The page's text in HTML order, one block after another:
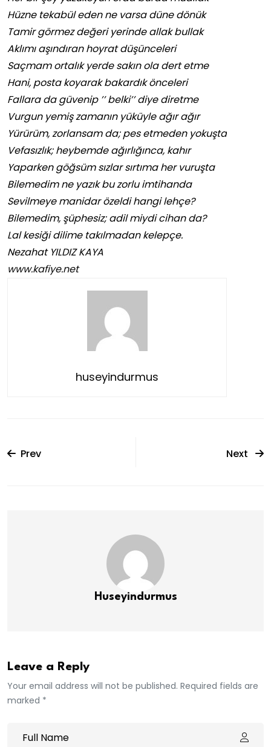
Hüzne tekabül eden ne varsa düne dönük
Tamir görmez değeri yerinde allak bullak
Aklımı aşındıran hoyrat düşünceleri
Saçmam ortalık yerde sakın ola dert etme
Hani, posta koyarak bakardık önceleri
Fallara da güvenip ’’ belki’’ diye diretme
Vurgun yemiş zamanın yüküyle ağır ağır
Yürürüm, zorlansam da; pes etmeden yokuşta
Vefasızlık; heybemde ağırlığınca, kahır
Yaparken göğsüm sızlar sırtıma her vuruşta
Bilemedim ne yazık bu zorlu imtihanda
Sevilmeye manidar özeldi hangi lehçe?
Bilemedim, şüphesiz; adil miydi cihan da?
Lal kesiği dilime takılmadan kelepçe.
Nezahat YILDIZ KAYA
www.kafiye.net
huseyindurmus
Prev Next
Huseyindurmus
Leave a Reply
Your email address will not be published. Required fields are
marked *